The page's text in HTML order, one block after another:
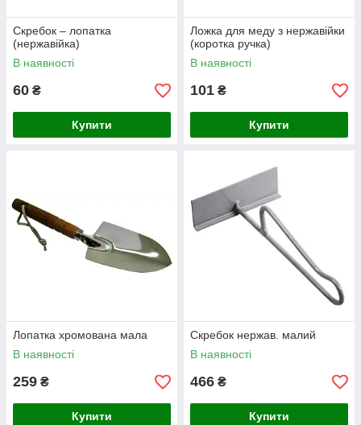
Скребок – лопатка
(нержавійка)
В наявності
60 ₴
Купити
Ложка для меду з нержавійки
(коротка ручка)
В наявності
101 ₴
Купити
Лопатка хромована мала
В наявності
259 ₴
Купити
Скребок нержав. малий
В наявності
466 ₴
Купити